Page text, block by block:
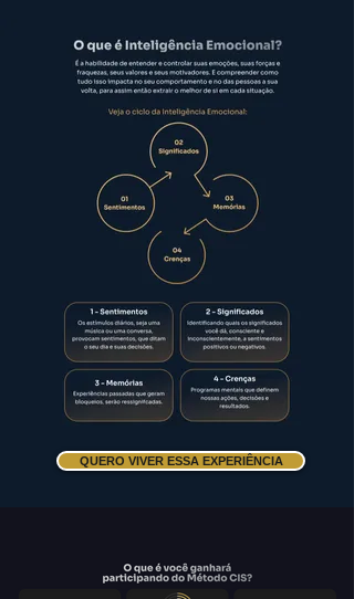
QUERO VIVER ESSA EXPERIÊNCIA